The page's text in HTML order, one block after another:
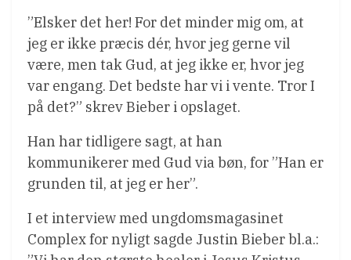
”Elsker det her! For det minder mig om, at
jeg er ikke præcis dér, hvor jeg gerne vil
være, men tak Gud, at jeg ikke er, hvor jeg
var engang. Det bedste har vi i vente. Tror I
på det?” skrev Bieber i opslaget.
Han har tidligere sagt, at han
kommunikerer med Gud via bøn, for ”Han er
grunden til, at jeg er her”.
I et interview med ungdomsmagasinet
Complex for nyligt sagde Justin Bieber bl.a.: